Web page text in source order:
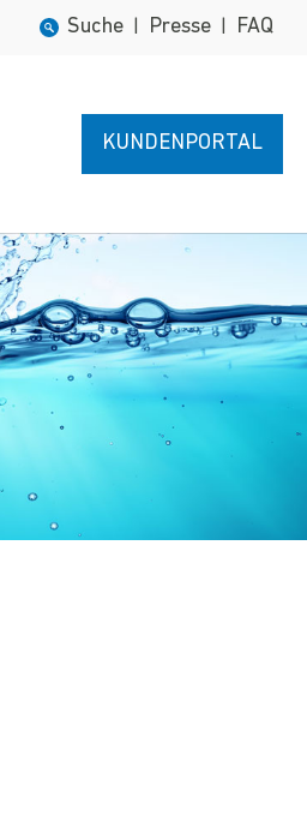
Suche Presse FAQ
KUNDENPORTAL